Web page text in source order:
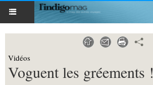
Vidéos
Voguent les gréements !